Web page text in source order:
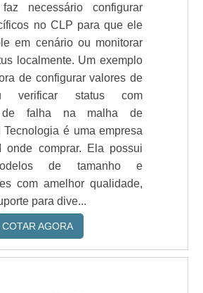
necessário configurar
no CLP para que ele
em cenário ou monitorar
localmente. Um exemplo
de configurar valores de
verificar status com
de falha na malha de
Tecnologia é uma empresa
onde comprar. Ela possui
de tamanho e
com amelhor qualidade,
para dive...
COTAR AGORA